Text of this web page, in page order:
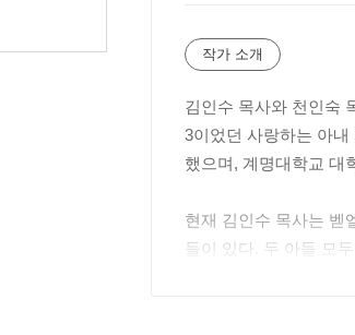
작가 소개
김인수 목사와 천인숙
3이었던 사랑하는 아
했으며, 계명대학교 대
현재 김인수 목사는 벧
들이 있다. 두 아들 모
평생 같은 길을 갈 것